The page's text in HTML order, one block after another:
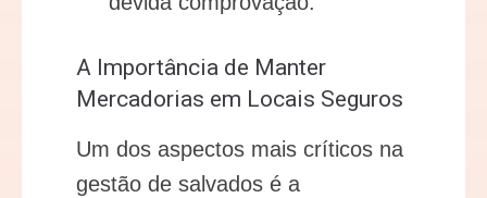
A Importância de Manter
Mercadorias em Locais Seguros
Um dos aspectos mais críticos na
gestão de salvados é a